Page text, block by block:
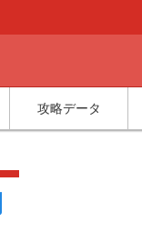
攻略データ